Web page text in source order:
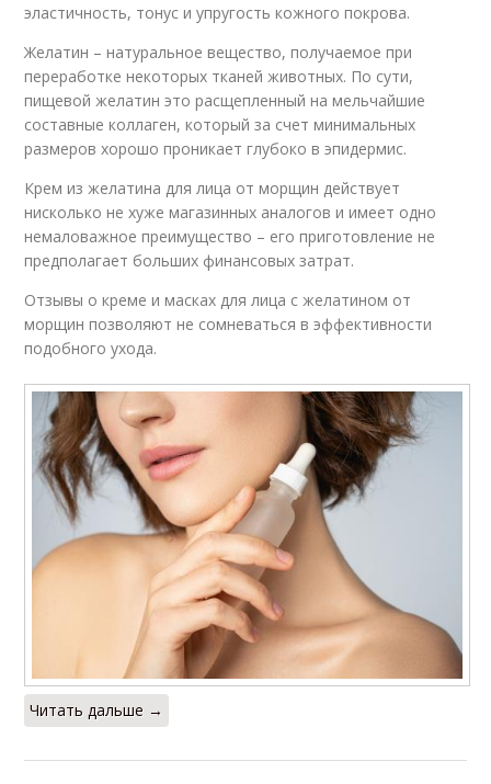
эластичность, тонус и упругость кожного покрова.
Желатин – натуральное вещество, получаемое при
переработке некоторых тканей животных. По сути,
пищевой желатин это расщепленный на мельчайшие
составные коллаген, который за счет минимальных
размеров хорошо проникает глубоко в эпидермис.
Крем из желатина для лица от морщин действует
нисколько не хуже магазинных аналогов и имеет одно
немаловажное преимущество – его приготовление не
предполагает больших финансовых затрат.
Отзывы о креме и масках для лица с желатином от
морщин позволяют не сомневаться в эффективности
подобного ухода.
Читать дальше →